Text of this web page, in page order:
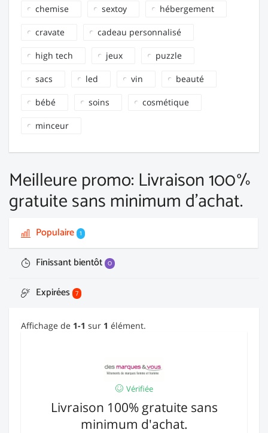
chemise sextoy hébergement
cravate cadeau personnalisé
high tech jeux puzzle
sacs led vin beauté
bébé soins cosmétique
minceur
Meilleure promo: Livraison 100%
gratuite sans minimum d'achat.
Populaire 1
Finissant bientôt 0
Expirées 7
Affichage de 1-1 sur 1 élément.
Vérifiée
Livraison 100% gratuite sans
minimum d'achat.